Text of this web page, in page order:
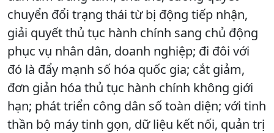
chuyển đổi trạng thái từ bị động tiếp nhận,
giải quyết thủ tục hành chính sang chủ động
phục vụ nhân dân, doanh nghiệp; đi đôi với
đó là đẩy mạnh số hóa quốc gia; cắt giảm,
đơn giản hóa thủ tục hành chính không giới
hạn; phát triển công dân số toàn diện; với tinh
thần bộ máy tinh gọn, dữ liệu kết nối, quản trị